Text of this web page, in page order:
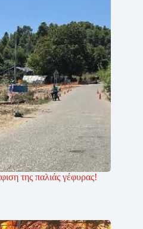
της παλιάς γέφυρας!